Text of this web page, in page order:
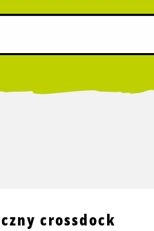
crossdock